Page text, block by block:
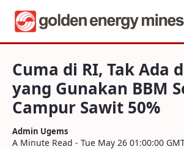
Cuma di RI, Tak Ada di
Cuma di RI, Tak Ada
yang Gunakan BBM
Campur Sawit 50%
Admin Ugems
A Minute Read - Tue May 26 01:00:00